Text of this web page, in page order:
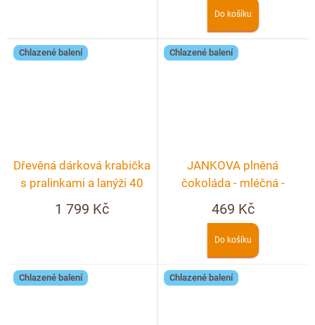
Do košíku
Chlazené balení
Dřevěná dárková krabička
s pralinkami a lanýži 40
1 799 Kč
Chlazené balení
JANKOVA plněná
čokoláda - mléčná -
nugátová
469 Kč
Do košíku
Chlazené balení Chlazené balení